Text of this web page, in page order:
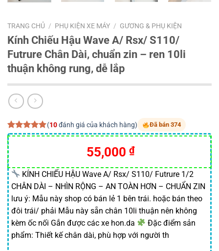
TRANG CHỦ / PHỤ KIỆN XE MÁY / GƯƠNG & PHỤ KIỆN
Kính Chiếu Hậu Wave A/ Rsx/ S110/
Futrure Chân Dài, chuẩn zin – ren 10li
thuận không rung, dễ lắp
5.00trên 5
dựa trên
10
đánh giá
(10đánh giá của khách hàng) Đã bán 374
55,000 ₫
KÍNH CHIẾU HẬU Wave A/ Rsx/ S110/ Futrure 1/2
CHÂN DÀI – NHÌN RỘNG – AN TOÀN HƠN – CHUẨN ZIN
lưu ý: Mẫu này shop có bán lẻ 1 bên trái. hoặc bán theo
đôi trái/ phải Mẫu này sẵn chân 10li thuận nên không
kèm ốc nối Gắn được các xe hon.da
Đặc điểm sản
phẩm: Thiết kế chân dài, phù hợp với người th